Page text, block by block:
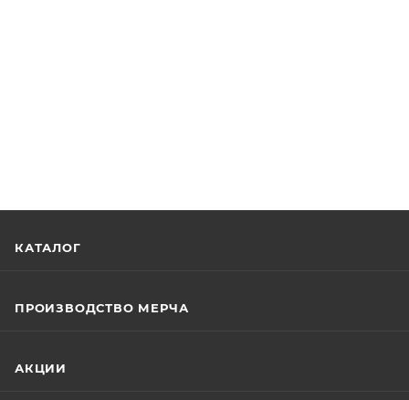
КАТАЛОГ
ПРОИЗВОДСТВО МЕРЧА
АКЦИИ